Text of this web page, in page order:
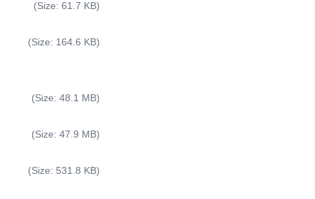
(Size: 61.7 KB)
(Size: 164.6 KB)
(Size: 48.1 MB)
(Size: 47.9 MB)
(Size: 531.8 KB)